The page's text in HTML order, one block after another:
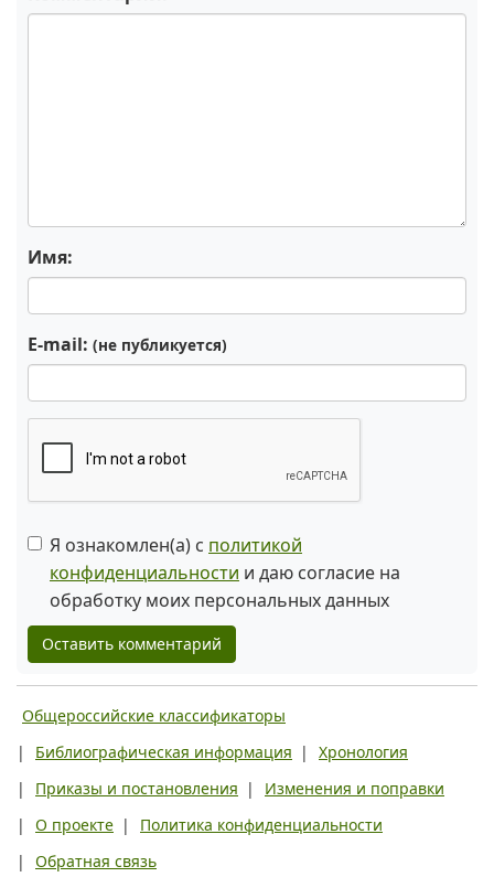
Имя:
E-mail: (не публикуется)
Я ознакомлен(а) с политикой
конфиденциальности и даю согласие на
обработку моих персональных данных
Оставить комментарий
Общероссийские классификаторы
|
Библиографическая информация |
Хронология
|
Приказы и постановления |
Изменения и поправки
|
О проекте |
Политика конфиденциальности
|
Обратная связь